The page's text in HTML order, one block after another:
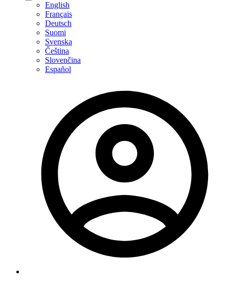
English
Français
Deutsch
Suomi
Svenska
Čeština
Slovenčina
Español